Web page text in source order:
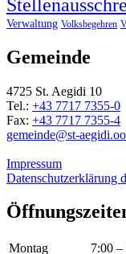
Verwaltung Volksbegehren
Gemeinde
4725 St. Aegidi 10
Tel.: +43 7717 7355-0
Fax: +43 7717 7355-4
gemeinde@st-
Impressum
Datenschutzerklärung
Montag 7:00 –